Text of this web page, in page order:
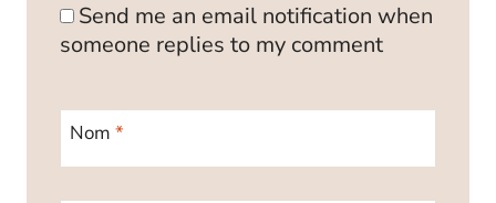
Send me an email notification when
someone replies to my comment
Nom *